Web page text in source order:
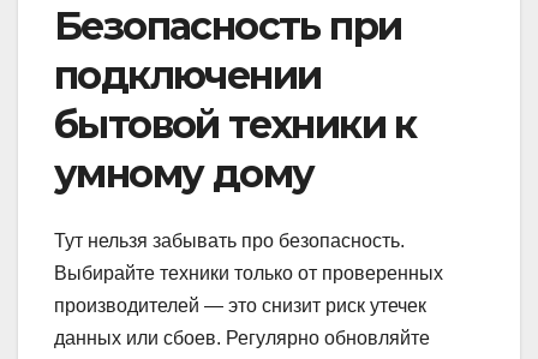
Безопасность при
подключении
бытовой техники к
умному дому
Тут нельзя забывать про безопасность.
Выбирайте техники только от проверенных
производителей — это снизит риск утечек
данных или сбоев. Регулярно обновляйте